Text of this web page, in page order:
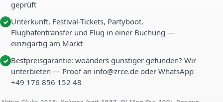
geprüft
✓ Unterkunft, Festival-Tickets, Partyboot,
Flughafentransfer und Flug in einer Buchung —
einzigartig am Markt
✓ Bestpreisgarantie: woanders günstiger gefunden? Wir
unterbieten — Proof an info@zrce.de oder WhatsApp
+49 176 856 152 48